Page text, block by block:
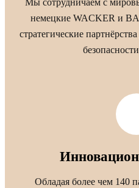
Мы сотрудничаем с
немецкие WACKER и
стратегические
Обладая более чем 140